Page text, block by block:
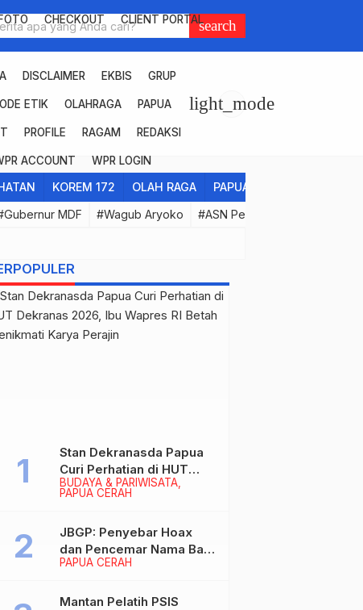
search
CHECKOUT CLIENT PORTAL
DISCLAIMER EKBIS GRUP
ETIK OLAHRAGA PAPUA
PROFILE RAGAM REDAKSI
ACCOUNT WPR LOGIN
light_mode
KOREM 172 OLAH RAGA PAPUA CERAH
MDF #Wagub Aryoko #ASN Pemprov Papua
BUDAYA & PARIWISATA
PAPUA CERAH
Stan Dekranasda Papua
Curi Perhatian di HUT
Dekranas 2026, Ibu
PAPUA CERAH
JBGP: Penyebar Hoax
dan Pencemar Nama Baik
Gubernur Papua Siap
Hukum!
Mantan Pelatih PSIS